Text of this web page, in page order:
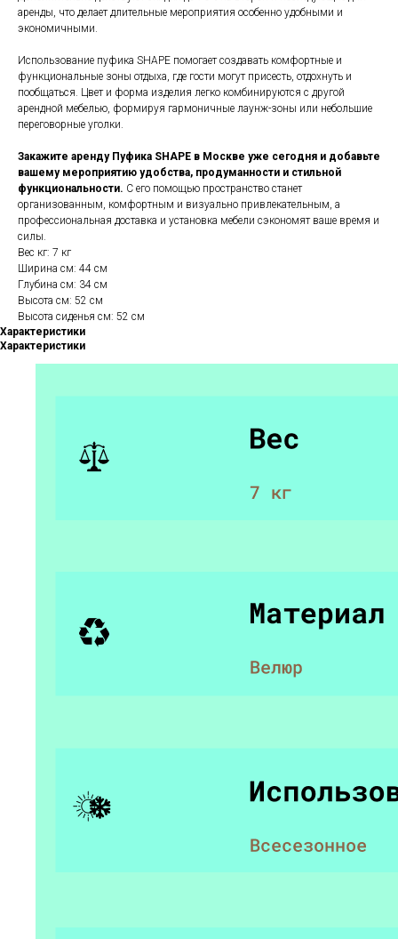
аренды, что делает длительные мероприятия особенно удобными и
экономичными.
Использование пуфика SHAPE помогает создавать комфортные и
функциональные зоны отдыха, где гости могут присесть, отдохнуть и
пообщаться. Цвет и форма изделия легко комбинируются с другой
арендной мебелью, формируя гармоничные лаунж-зоны или небольшие
переговорные уголки.
Закажите аренду Пуфика SHAPE в Москве уже сегодня и добавьте
вашему мероприятию удобства, продуманности и стильной
функциональности. С его помощью пространство станет
организованным, комфортным и визуально привлекательным, а
профессиональная доставка и установка мебели сэкономят ваше время и
силы.
Вес кг: 7 кг
Ширина см: 44 см
Глубина см: 34 см
Высота см: 52 см
Высота сиденья см: 52 см
Характеристики
Характеристики